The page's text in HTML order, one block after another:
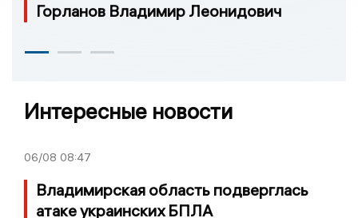
Горланов Владимир Леонидович
Интересные новости
06/08 08:47
Владимирская область подверглась
атаке украинских БПЛА